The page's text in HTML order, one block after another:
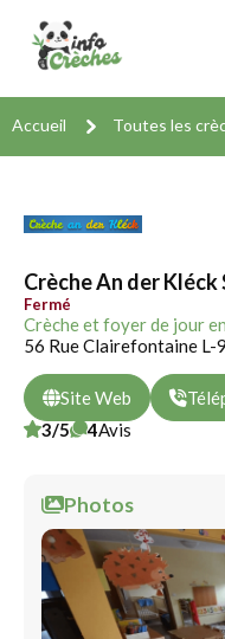
Accueil Toutes les
Crèche An der Kléck
Fermé
Crèche et foyer de jour
56 Rue Clairefontaine L-
Site Web
3/5
4Avis
Photos